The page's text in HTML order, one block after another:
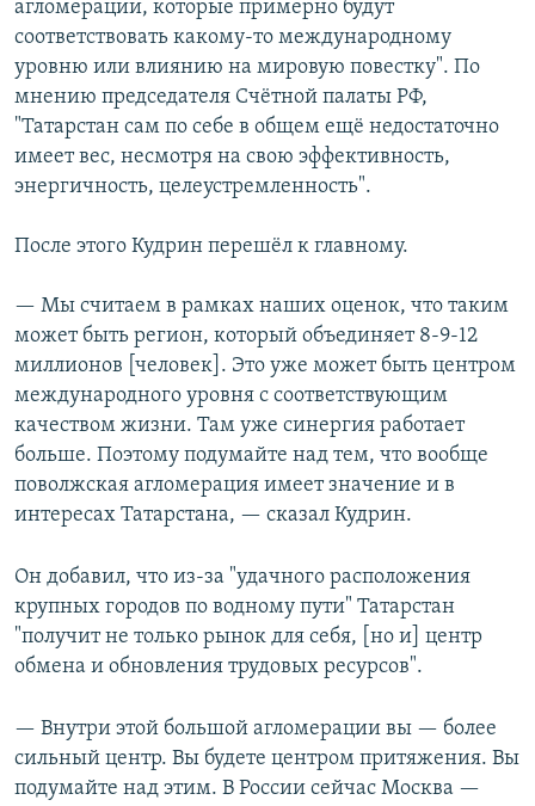
агломерации, которые примерно будут
соответствовать какому-то международному
уровню или влиянию на мировую повестку". По
мнению председателя Счётной палаты РФ,
"Татарстан сам по себе в общем ещё недостаточно
имеет вес, несмотря на свою эффективность,
энергичность, целеустремленность".
После этого Кудрин перешёл к главному.
— Мы считаем в рамках наших оценок, что таким
может быть регион, который объединяет 8-9-12
миллионов [человек]. Это уже может быть центром
международного уровня с соответствующим
качеством жизни. Там уже синергия работает
больше. Поэтому подумайте над тем, что вообще
поволжская агломерация имеет значение и в
интересах Татарстана, — сказал Кудрин.
Он добавил, что из-за "удачного расположения
крупных городов по водному пути" Татарстан
"получит не только рынок для себя, [но и] центр
обмена и обновления трудовых ресурсов".
— Внутри этой большой агломерации вы — более
сильный центр. Вы будете центром притяжения. Вы
подумайте над этим. В России сейчас Москва —